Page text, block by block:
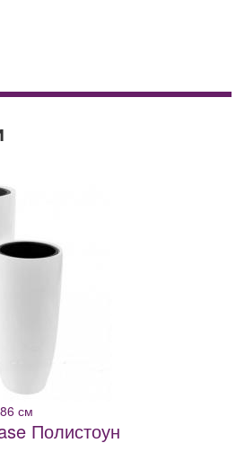
LECHUZA YULA
см
Полистоун